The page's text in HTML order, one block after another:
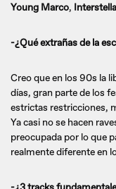
Young Marco,
-¿Qué extrañas de la
Creo que en los 90s la
días, gran parte de los
estrictas restricciones,
Ya casi no se hacen
preocupada por lo que
realmente diferente en